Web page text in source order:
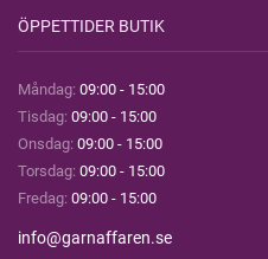
ÖPPETTIDER BUTIK
Måndag: 09:00 - 15:00
Tisdag: 09:00 - 15:00
Onsdag: 09:00 - 15:00
Torsdag: 09:00 - 15:00
Fredag: 09:00 - 15:00
info@garnaffaren.se